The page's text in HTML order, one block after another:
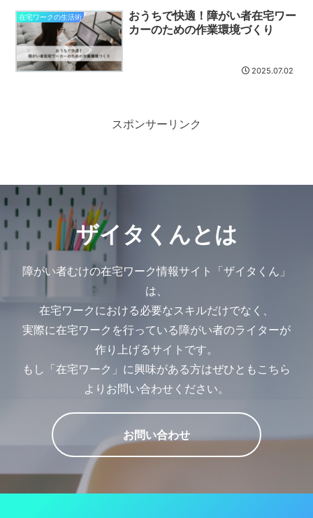
在宅ワークの生活術
おうちで快適！障がい者在宅ワー
カーのための作業環境づくり
2025.07.02
スポンサーリンク
ザイタくんとは
障がい者むけの在宅ワーク情報サイト「ザイタくん」
は、
在宅ワークにおける必要なスキルだけでなく、
実際に在宅ワークを行っている障がい者のライターが
作り上げるサイトです。
もし「在宅ワーク」に興味がある方はぜひともこちら
よりお問い合わせください。
お問い合わせ